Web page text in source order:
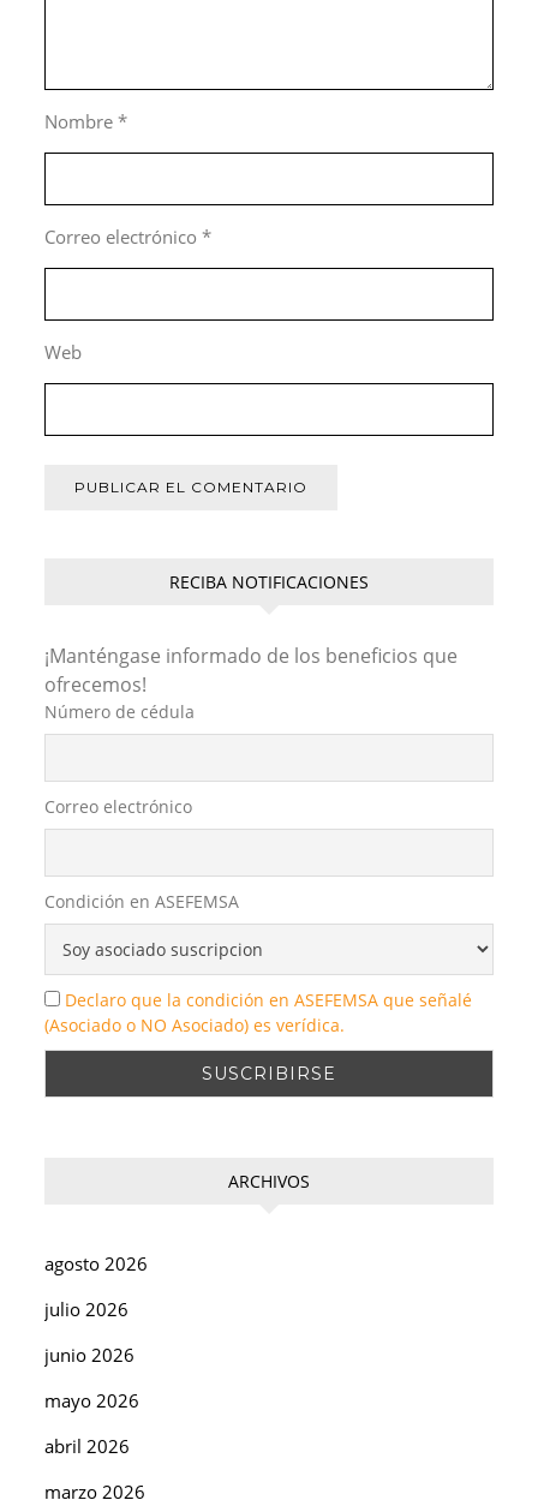
Nombre*
Correo electrónico*
Web
RECIBA NOTIFICACIONES
¡Manténgase informado de los beneficios que
ofrecemos!
Número de cédula
Correo electrónico
Condición en ASEFEMSA
Declaro que la condición en ASEFEMSA que señalé
(Asociado o NO Asociado) es verídica.
ARCHIVOS
agosto 2026
julio 2026
junio 2026
mayo 2026
abril 2026
marzo 2026